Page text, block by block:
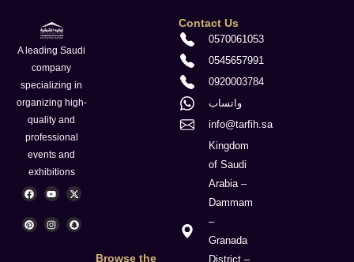
A leading Saudi
company
specializing in
organizing high-
quality and
professional
events and
exhibitions
F
a
c
b
o
Y
o
u
u
b
X
-
t
i
t
P
i
n
e
r
I
n
s
a
g
S
n
a
c
h
Browse the
Contact Us
0570061053
0545657991
0920003784
واتساب
info@tarfih.sa
Kingdom
of Saudi
Arabia –
Dammam
–
Granada
District –